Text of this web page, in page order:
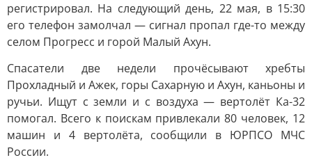
регистрировал. На следующий день, 22 мая, в 15:30
его телефон замолчал — сигнал пропал где-то между
селом Прогресс и горой Малый Ахун.
Спасатели две недели прочёсывают хребты
Прохладный и Ажек, горы Сахарную и Ахун, каньоны и
ручьи. Ищут с земли и с воздуха — вертолёт Ка-32
помогал. Всего к поискам привлекали 80 человек, 12
машин и 4 вертолёта, сообщили в ЮРПСО МЧС
России.